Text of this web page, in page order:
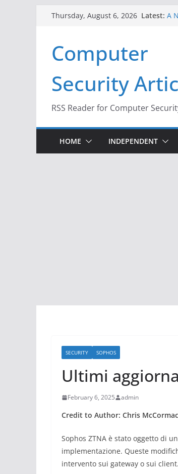
Thursday, August 6, 2026 Latest: A
Computer
Security
RSS Reader for Computer
HOME INDEPENDENT
SECURITY SOPHOS
Ultimi
February 6, 2025 admin
Credit to Author: Chris
Sophos ZTNA è stato oggetto di
implementazione. Queste
intervento sui gateway o sui client.